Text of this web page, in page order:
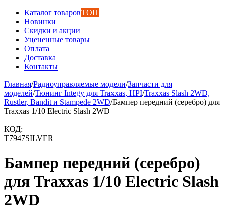
Каталог товаровТОП
Новинки
Скидки и акции
Уцененные товары
Оплата
Доставка
Контакты
Главная/Радиоуправляемые модели/Запчасти для
моделей/Тюнинг Integy для Traxxas, HPI/Traxxas Slash 2WD,
Rustler, Bandit и Stampede 2WD/Бампер передний (серебро) для
Traxxas 1/10 Electric Slash 2WD
КОД:
T7947SILVER
Бампер передний (серебро)
для Traxxas 1/10 Electric Slash
2WD